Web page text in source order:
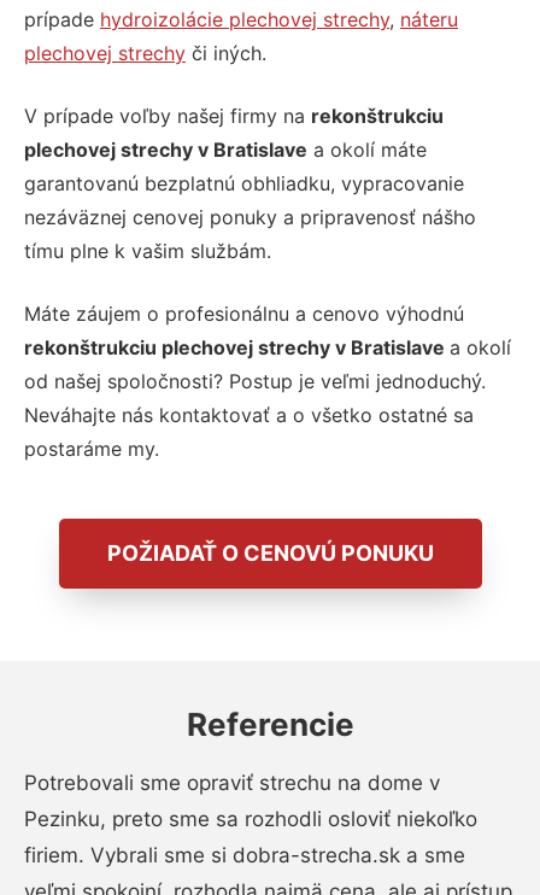
prípade hydroizolácie plechovej strechy, náteru
plechovej strechy či iných.
V prípade voľby našej firmy na rekonštrukciu
plechovej strechy v Bratislave a okolí máte
garantovanú bezplatnú obhliadku, vypracovanie
nezáväznej cenovej ponuky a pripravenosť nášho
tímu plne k vašim službám.
Máte záujem o profesionálnu a cenovo výhodnú
rekonštrukciu plechovej strechy v Bratislave a okolí
od našej spoločnosti? Postup je veľmi jednoduchý.
Neváhajte nás kontaktovať a o všetko ostatné sa
postaráme my.
POŽIADAŤ O CENOVÚ PONUKU
Referencie
Potrebovali sme opraviť strechu na dome v
Pezinku, preto sme sa rozhodli osloviť niekoľko
firiem. Vybrali sme si dobra-strecha.sk a sme